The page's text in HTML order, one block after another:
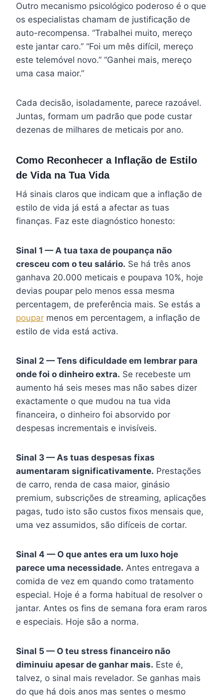
Outro mecanismo psicológico poderoso é o que
os especialistas chamam de justificação de
auto-recompensa. “Trabalhei muito, mereço
este jantar caro.” “Foi um mês difícil, mereço
este telemóvel novo.” “Ganhei mais, mereço
uma casa maior.”
Cada decisão, isoladamente, parece razoável.
Juntas, formam um padrão que pode custar
dezenas de milhares de meticais por ano.
Como Reconhecer a Inflação de Estilo
de Vida na Tua Vida
Há sinais claros que indicam que a inflação de
estilo de vida já está a afectar as tuas
finanças. Faz este diagnóstico honesto:
Sinal 1 — A tua taxa de poupança não
cresceu com o teu salário. Se há três anos
ganhava 20.000 meticais e poupava 10%, hoje
devias poupar pelo menos essa mesma
percentagem, de preferência mais. Se estás a
poupar menos em percentagem, a inflação de
estilo de vida está activa.
Sinal 2 — Tens dificuldade em lembrar para
onde foi o dinheiro extra. Se recebeste um
aumento há seis meses mas não sabes dizer
exactamente o que mudou na tua vida
financeira, o dinheiro foi absorvido por
despesas incrementais e invisíveis.
Sinal 3 — As tuas despesas fixas
aumentaram significativamente. Prestações
de carro, renda de casa maior, ginásio
premium, subscrições de streaming, aplicações
pagas, tudo isto são custos fixos mensais que,
uma vez assumidos, são difíceis de cortar.
Sinal 4 — O que antes era um luxo hoje
parece uma necessidade. Antes entregava a
comida de vez em quando como tratamento
especial. Hoje é a forma habitual de resolver o
jantar. Antes os fins de semana fora eram raros
e especiais. Hoje são a norma.
Sinal 5 — O teu stress financeiro não
diminuiu apesar de ganhar mais. Este é,
talvez, o sinal mais revelador. Se ganhas mais
do que há dois anos mas sentes o mesmo